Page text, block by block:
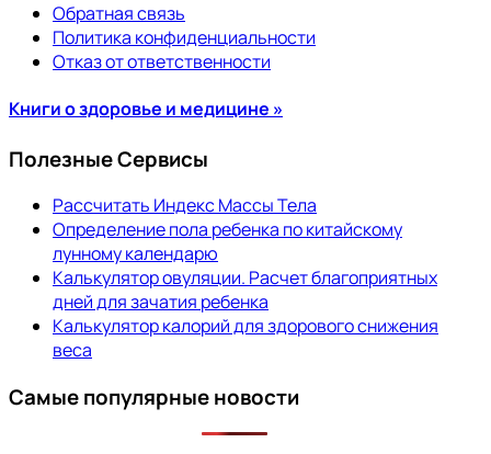
Обратная связь
Политика конфиденциальности
Отказ от ответственности
Книги о здоровье и медицине »
Полезные Сервисы
Рассчитать Индекс Массы Тела
Определение пола ребенка по китайскому
лунному календарю
Калькулятор овуляции. Расчет благоприятных
дней для зачатия ребенка
Калькулятор калорий для здорового снижения
веса
Самые популярные новости